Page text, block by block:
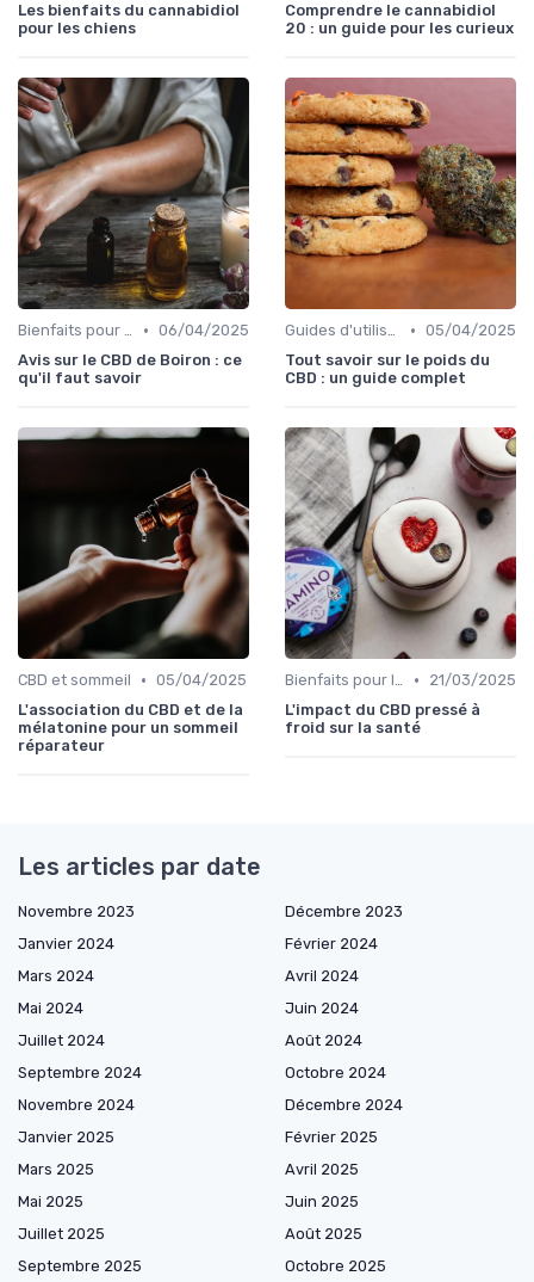
Les bienfaits du cannabidiol
pour les chiens
Comprendre le cannabidiol
20 : un guide pour les curieux
Bienfaits pour la santé • 06/04/2025
Avis sur le CBD de Boiron : ce
qu'il faut savoir
Guides d'utilisation • 05/04/2025
Tout savoir sur le poids du
CBD : un guide complet
CBD et sommeil • 05/04/2025
L'association du CBD et de la
mélatonine pour un sommeil
réparateur
Bienfaits pour la santé •
21/03/2025
L'impact du CBD pressé à
froid sur la santé
Les articles par date
Novembre 2023
Décembre 2023
Janvier 2024
Février 2024
Mars 2024
Avril 2024
Mai 2024
Juin 2024
Juillet 2024
Août 2024
Septembre 2024
Octobre 2024
Novembre 2024
Décembre 2024
Janvier 2025
Février 2025
Mars 2025
Avril 2025
Mai 2025
Juin 2025
Juillet 2025
Août 2025
Septembre 2025
Octobre 2025